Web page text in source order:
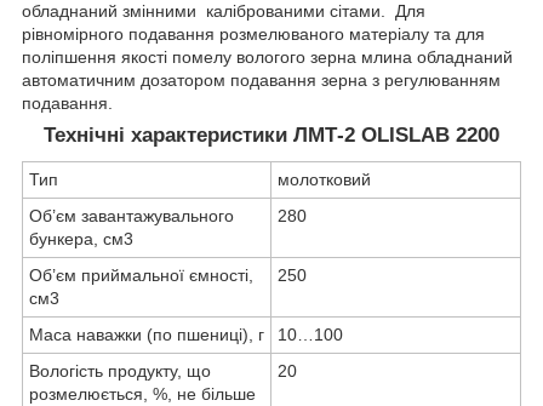
обладнаний змінними каліброваними сітами. Для
рівномірного подавання розмелюваного матеріалу та для
поліпшення якості помелу вологого зерна млина обладнаний
автоматичним дозатором подавання зерна з регулюванням
подавання.
Технічні характеристики ЛМТ-2 OLISLAB 2200
Тип
молотковий
Об’єм завантажувального
бункера, см3
280
Об’єм приймальної ємності,
см3
250
Маса наважки (по пшениці), г
10…100
Вологість продукту, що
розмелюється, %, не більше
20